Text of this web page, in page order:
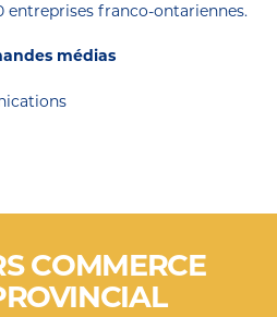
entreprises franco-ontariennes.
médias
COMMERCE